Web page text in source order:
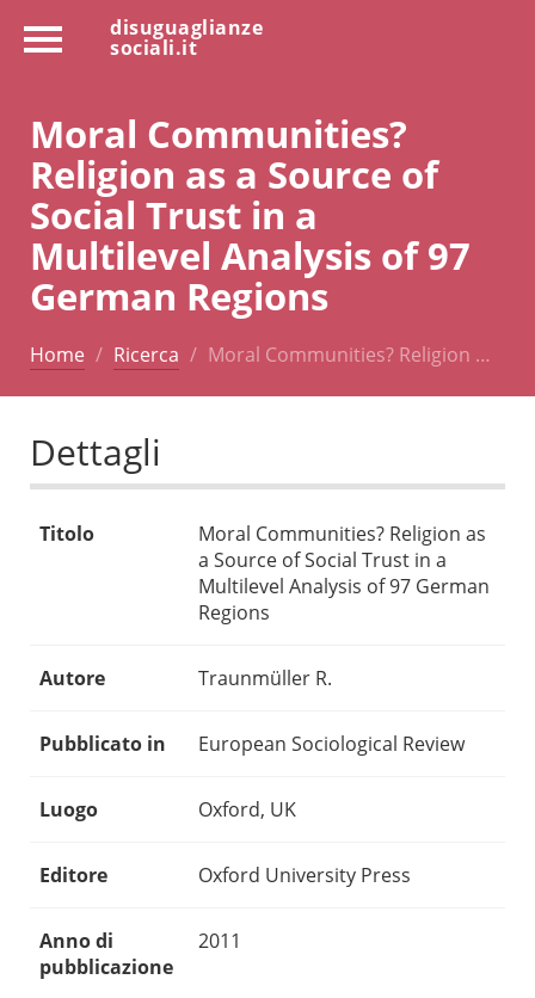
disuguaglianze
sociali.it
Moral Communities?
Religion as a Source of
Social Trust in a
Multilevel Analysis of 97
German Regions
Home Ricerca Moral Communities? Religion …
Dettagli
Titolo
Moral Communities? Religion as
a Source of Social Trust in a
Multilevel Analysis of 97 German
Regions
Autore Traunmüller R.
Pubblicato in European Sociological Review
Luogo Oxford, UK
Editore Oxford University Press
Anno di
pubblicazione
2011